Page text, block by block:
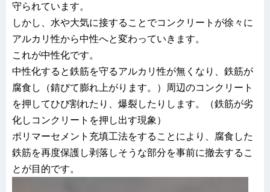
守られています。
しかし、水や大気に接することでコンクリートが徐々に
アルカリ性から中性へと変わっていきます。
これが中性化です。
中性化すると鉄筋を守るアルカリ性が無くなり、鉄筋が
腐食し（錆びて膨れ上がります。）周辺のコンクリート
を押してひび割れたり、爆裂したりします。（鉄筋が劣
化しコンクリートを押し出す現象）
ポリマーセメント充填工法をすることにより、腐食した
鉄筋を再度保護し剥落しそうな部分を事前に撤去するこ
とが目的です。